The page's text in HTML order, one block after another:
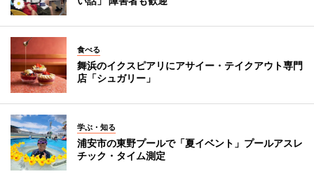
食べる
舞浜のイクスピアリにアサイー・テイクアウト専門
店「シュガリー」
学ぶ・知る
浦安市の東野プールで「夏イベント」プールアスレ
チック・タイム測定